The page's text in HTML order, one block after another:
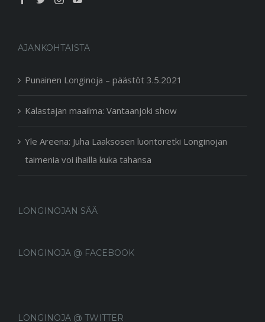
AJANKOHTAISTA
Punainen Longinoja – päästöt 3.5.2021
Kalastajan maailma: Vantaanjoki show
Yle Areena: Juha Laaksosen luontoretki Longinojan
taimenia voi ihailla kuka tahansa
LONGINOJAN SÄÄ
LONGINOJA @ FACEBOOK
LONGINOJA @ TWITTER